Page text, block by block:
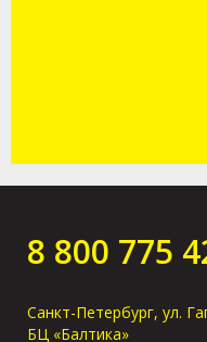
8 800 775
Санкт-Петербург, ул.
БЦ «Балтика»